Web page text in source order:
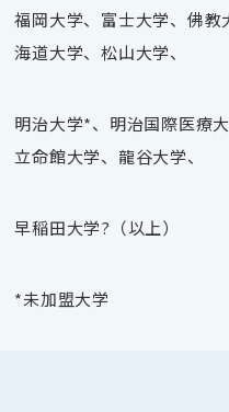
福岡大学、富士大学、佛
海道大学、松山大学、
明治大学*、明治国際医療
立命館大学、龍谷大学、
早稲田大学? （以上）
*未加盟大学